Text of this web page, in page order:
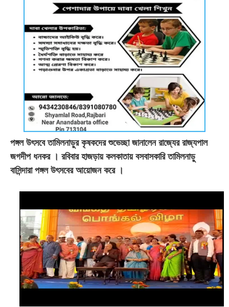
পঙ্গল উৎসবে তামিলনাড়ুর কৃষকদের শুভেচ্ছা জানালেন রাজ্যের রাজ্যপাল
জগদীপ ধনকর । রবিবার হাজড়ায় কলকাতায় বসবাসকারি তামিলনাড়ু
বাসিন্দারা পঙ্গল উৎসবের আয়োজন করে ।